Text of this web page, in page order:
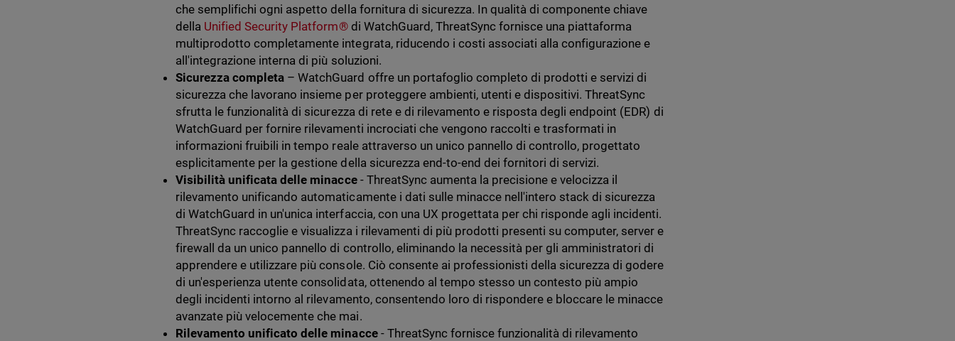
che semplifichi ogni aspetto della fornitura di sicurezza. In qualità di componente chiave
della Unified Security Platform®di WatchGuard, ThreatSync fornisce una piattaforma
multiprodotto completamente integrata, riducendo i costi associati alla configurazione e
all'integrazione interna di più soluzioni.
Sicurezza completa – WatchGuard offre un portafoglio completo di prodotti e servizi di
sicurezza che lavorano insieme per proteggere ambienti, utenti e dispositivi. ThreatSync
sfrutta le funzionalità di sicurezza di rete e di rilevamento e risposta degli endpoint (EDR) di
WatchGuard per fornire rilevamenti incrociati che vengono raccolti e trasformati in
informazioni fruibili in tempo reale attraverso un unico pannello di controllo, progettato
esplicitamente per la gestione della sicurezza end-to-end dei fornitori di servizi.
Visibilità unificata delle minacce - ThreatSync aumenta la precisione e velocizza il
rilevamento unificando automaticamente i dati sulle minacce nell'intero stack di sicurezza
di WatchGuard in un'unica interfaccia, con una UX progettata per chi risponde agli incidenti.
ThreatSync raccoglie e visualizza i rilevamenti di più prodotti presenti su computer, server e
firewall da un unico pannello di controllo, eliminando la necessità per gli amministratori di
apprendere e utilizzare più console. Ciò consente ai professionisti della sicurezza di godere
di un'esperienza utente consolidata, ottenendo al tempo stesso un contesto più ampio
degli incidenti intorno al rilevamento, consentendo loro di rispondere e bloccare le minacce
avanzate più velocemente che mai.
Rilevamento unificato delle minacce - ThreatSync fornisce funzionalità di rilevamento